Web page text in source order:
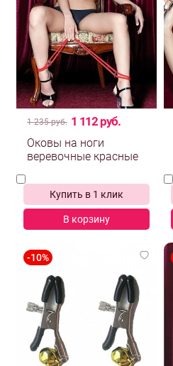
1 112 руб.
1 235 руб.
Купить в 1 клик
В корзину